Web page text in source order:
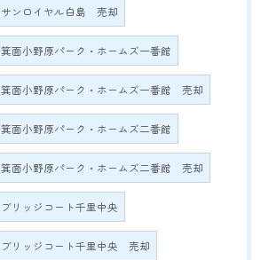
サンロイヤル白島 売却
箕面小野原パーク・ホームズ一番館
箕面小野原パーク・ホームズ一番館 売却
箕面小野原パーク・ホームズ二番館
箕面小野原パーク・ホームズ二番館 売却
ブリッジコート千里中央
ブリッジコート千里中央 売却